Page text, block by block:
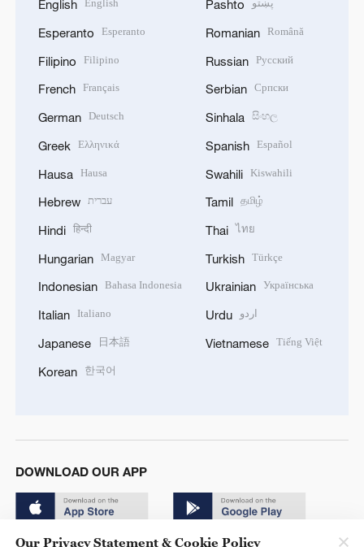
English
Esperanto Esperanto
Filipino Filipino
French Français
German Deutsch
Greek Ελληνικά
Hausa Hausa
Hebrew עברית
Hindi हिन्दी
Hungarian Magyar
Indonesian Bahasa Indonesia
Italian Italiano
Japanese 日本語
Korean 한국어
Pashto
Romanian Română
Russian Русский
Serbian Српски
Sinhala සිංහල
Spanish Español
Swahili Kiswahili
Tamil தமிழ்
Thai ไทย
Turkish Türkçe
Ukrainian Українська
Urdu اردو
Vietnamese Tiếng Việt
DOWNLOAD OUR APP
Our Privacy Statement & Cookie Policy